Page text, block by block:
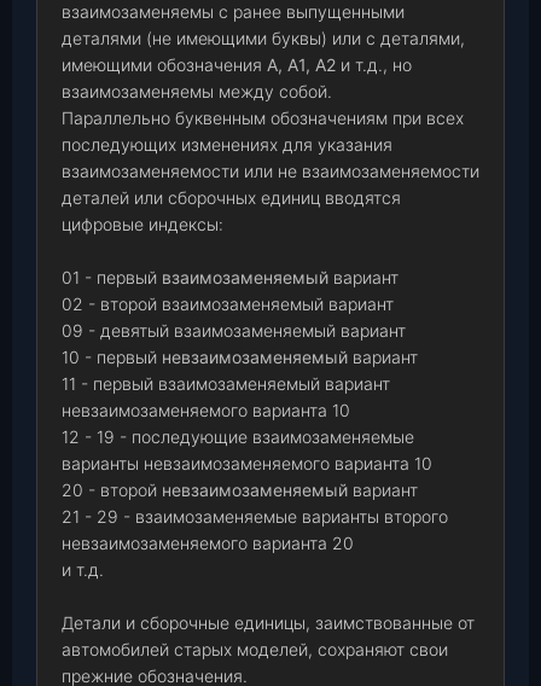
взаимозаменяемы с ранее выпущенными
деталями (не имеющими буквы) или с деталями,
имеющими обозначения А, А1, А2 и т.д., но
взаимозаменяемы между собой.
Параллельно буквенным обозначениям при всех
последующих изменениях для указания
взаимозаменяемости или не взаимозаменяемости
деталей или сборочных единиц вводятся
цифровые индексы:
01 - первый взаимозаменяемый вариант
02 - второй взаимозаменяемый вариант
09 - девятый взаимозаменяемый вариант
10 - первый невзаимозаменяемый вариант
11 - первый взаимозаменяемый вариант
невзаимозаменяемого варианта 10
12 - 19 - последующие взаимозаменяемые
варианты невзаимозаменяемого варианта 10
20 - второй невзаимозаменяемый вариант
21 - 29 - взаимозаменяемые варианты второго
невзаимозаменяемого варианта 20
и т.д.
Детали и сборочные единицы, заимствованные от
автомобилей старых моделей, сохраняют свои
прежние обозначения.